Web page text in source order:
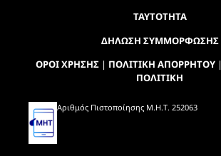
ΤΑΥΤΟΤΗΤΑ
ΔΗΛΩΣΗ ΣΥΜΜΟΡΦΩΣΗΣ
ΟΡΟΙ ΧΡΗΣΗΣ| ΠΟΛΙΤΙΚΗ ΑΠΟΡΡΗΤΟΥ|
ΠΟΛΙΤΙΚΗ
Αριθμός Πιστοποίησης Μ.Η.Τ. 252063